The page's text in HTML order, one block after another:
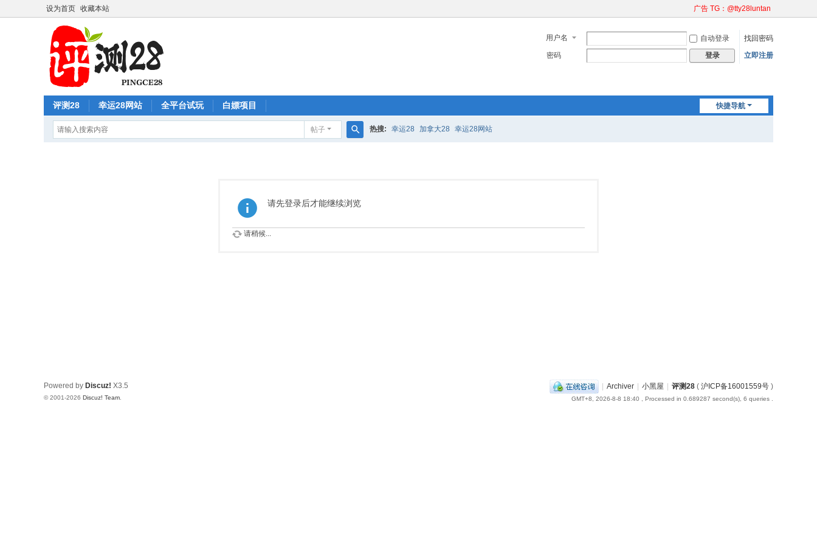
设为首页 收藏本站 广告 TG：@tty28luntan
用户名 自动登录
找回密码
密码
登录 立即注册
快捷导航
评测28 幸运28网站 全平台试玩 白嫖项目
帖子 热搜: 幸运28 加拿大28 幸运28网站
请先登录后才能继续浏览
请稍候...
| Archiver | 小黑屋 | 评测28 ( 沪ICP备16001559号 )
GMT+8, 2026-8-8 18:40 , Processed in 0.689287 second(s), 6 queries .
Powered by Discuz! X3.5
© 2001-2026 Discuz! Team